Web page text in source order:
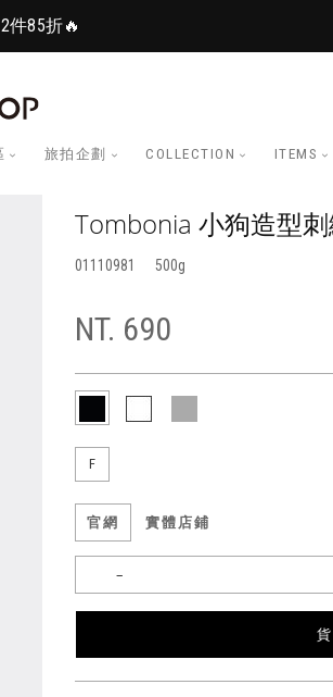
件85折🔥
旅拍企劃 COLLECTION ITEMS
Tombonia 小狗造型
01110981 500
NT. 690
F
官網 實體店鋪
貨